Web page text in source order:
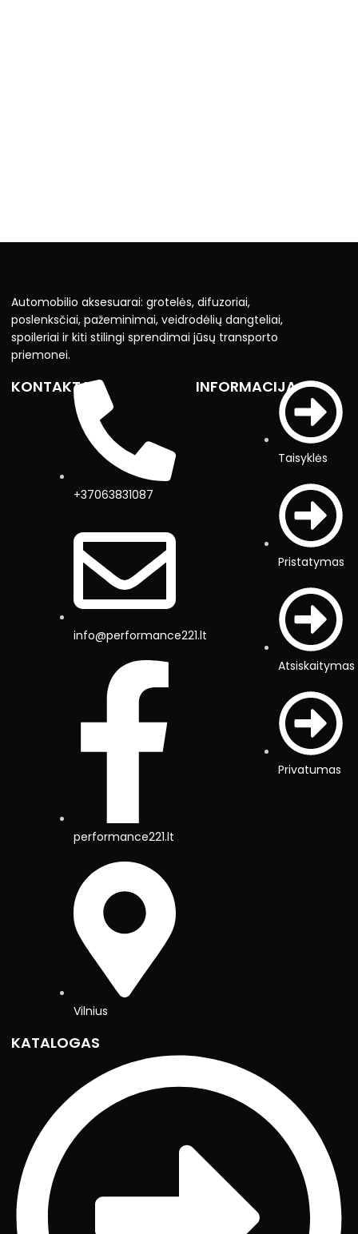
Automobilio aksesuarai: grotelės, difuzoriai,
poslenksčiai, pažeminimai, veidrodėlių dangteliai,
spoileriai ir kiti stilingi sprendimai jūsų transporto
priemonei.
KONTAKTAI
+37063831087
info@performance221.lt
performance221.lt
Vilnius
INFORMACIJA
Taisyklės
Pristatymas
Atsiskaitymas
Privatumas
KATALOGAS